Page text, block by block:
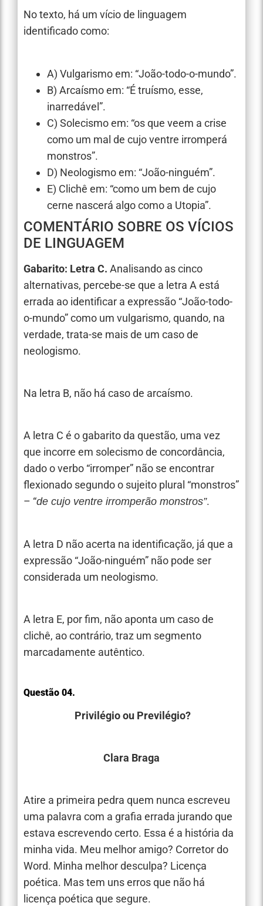
No texto, há um vício de linguagem
identificado como:
A) Vulgarismo em: “João-todo-o-mundo”.
B) Arcaísmo em: “É truísmo, esse,
inarredável”.
C) Solecismo em: “os que veem a crise
como um mal de cujo ventre irromperá
monstros”.
D) Neologismo em: “João-ninguém”.
E) Clichê em: “como um bem de cujo
cerne nascerá algo como a Utopia”.
COMENTÁRIO SOBRE OS VÍCIOS
DE LINGUAGEM
Gabarito: Letra C. Analisando as cinco
alternativas, percebe-se que a letra A está
errada ao identificar a expressão “João-todo-
o-mundo” como um vulgarismo, quando, na
verdade, trata-se mais de um caso de
neologismo.
Na letra B, não há caso de arcaísmo.
A letra C é o gabarito da questão, uma vez
que incorre em solecismo de concordância,
dado o verbo “irromper” não se encontrar
flexionado segundo o sujeito plural “monstros”
– “de cujo ventre irromperão monstros”.
A letra D não acerta na identificação, já que a
expressão “João-ninguém” não pode ser
considerada um neologismo.
A letra E, por fim, não aponta um caso de
clichê, ao contrário, traz um segmento
marcadamente autêntico.
Questão 04.
Privilégio ou Previlégio?
Clara Braga
Atire a primeira pedra quem nunca escreveu
uma palavra com a grafia errada jurando que
estava escrevendo certo. Essa é a história da
minha vida. Meu melhor amigo? Corretor do
Word. Minha melhor desculpa? Licença
poética. Mas tem uns erros que não há
licença poética que segure.